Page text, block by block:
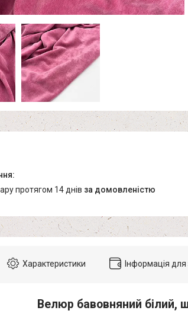
протягом 14 днів за домовленістю
Характеристики Інформація
Велюр бавовняний білий,